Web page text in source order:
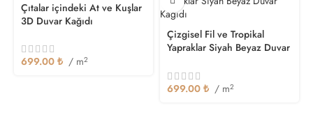
Çıtalar içindeki At ve Kuşlar
3D Duvar Kağıdı
699.00 ₺ / m2
Çizgisel Fil ve Tropikal
Yapraklar Siyah Beyaz Duvar
699.00 ₺ / m2